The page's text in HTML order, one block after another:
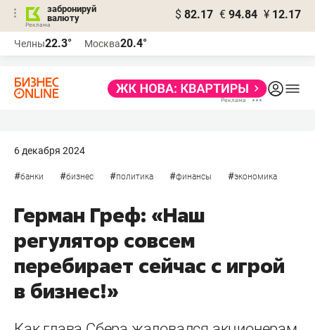
забронируй
валюту
$ 82.17 € 94.84 ¥ 12.17
Челны22.3° Москва20.4°
6 декабря 2024
#банки #бизнес #политика #финансы #экономика
Герман Греф: «Наш
регулятор совсем
перебирает сейчас с игрой
в бизнес!»